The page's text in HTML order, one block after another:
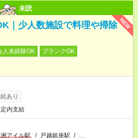
未読
NEW
｜少人数施設で料理や掃除
人未経験OK
ブランクOK
あり
内支給
アイル駅 / 戸越銀座駅 / …